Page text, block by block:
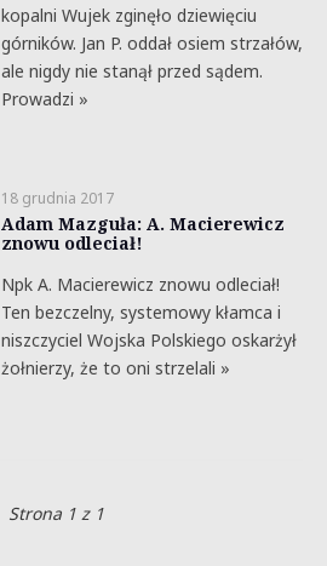
kopalni Wujek zginęło dziewięciu
górników. Jan P. oddał osiem strzałów,
ale nigdy nie stanął przed sądem.
Prowadzi »
18 grudnia 2017
Adam Mazguła: A. Macierewicz
znowu odleciał!
Npk A. Macierewicz znowu odleciał!
Ten bezczelny, systemowy kłamca i
niszczyciel Wojska Polskiego oskarżył
żołnierzy, że to oni strzelali »
Strona 1 z 1